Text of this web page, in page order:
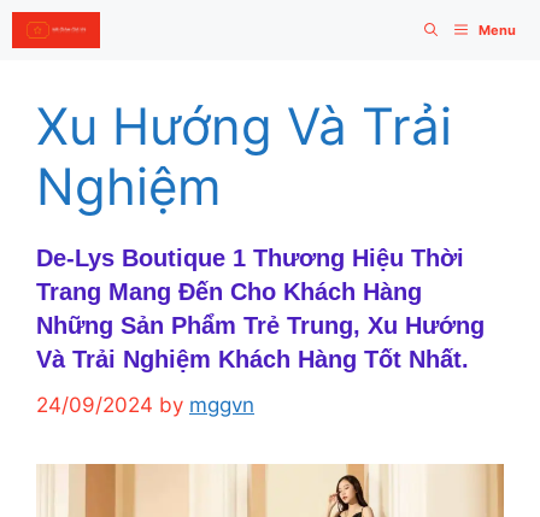
Skip
to
Menu
Xu Hướng Và Trải
Nghiệm
De-Lys Boutique 1 Thương Hiệu Thời
Trang Mang Đến Cho Khách Hàng
Những Sản Phẩm Trẻ Trung, Xu Hướng
Và Trải Nghiệm Khách Hàng Tốt Nhất.
24/09/2024 by mggvn